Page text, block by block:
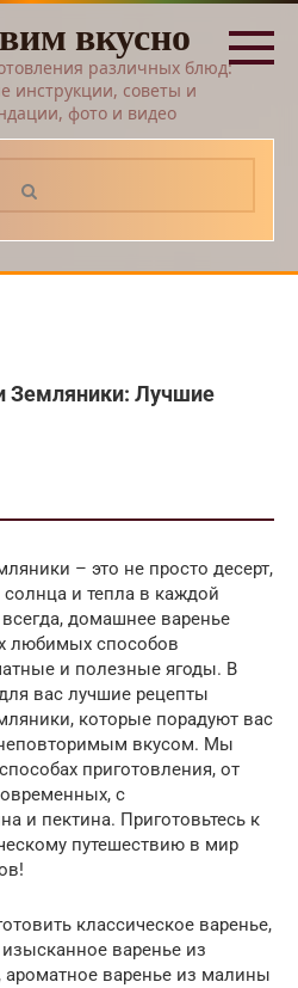
вкусно
различных блюд:
инструкции, советы и
фото и видео
Земляники: Лучшие
– это не просто десерт,
и тепла в каждой
домашнее варенье
любимых способов
и полезные ягоды. В
вас лучшие рецепты
которые порадуют вас
вкусом. Мы
приготовления, от
с
и пектина. Приготовьтесь к
путешествию в мир
классическое варенье,
варенье из
варенье из малины